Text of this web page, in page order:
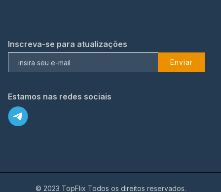
Inscreva-se para atualizações
Enviar
Estamos nas redes sociais
© 2023 TopFlix Todos os direitos reservados.